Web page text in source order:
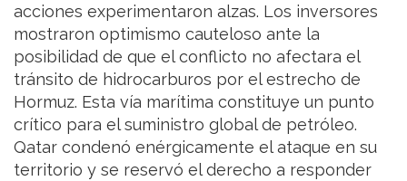
acciones experimentaron alzas. Los inversores
mostraron optimismo cauteloso ante la
posibilidad de que el conflicto no afectara el
tránsito de hidrocarburos por el estrecho de
Hormuz. Esta vía marítima constituye un punto
crítico para el suministro global de petróleo.
Qatar condenó enérgicamente el ataque en su
territorio y se reservó el derecho a responder